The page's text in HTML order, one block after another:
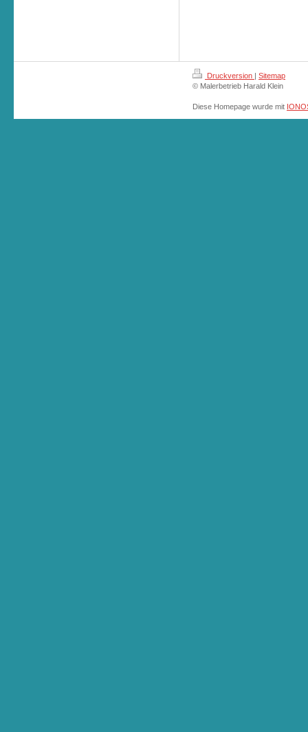
Druckversion | Sitemap
© Malerbetrieb Harald Klein
Diese Homepage wurde mit